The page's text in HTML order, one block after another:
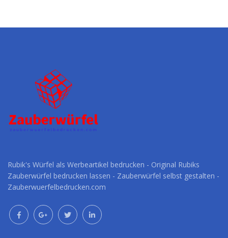
Rubik's Würfel als Werbeartikel bedrucken - Original Rubiks
Zauberwürfel bedrucken lassen - Zauberwürfel selbst gestalten -
Zauberwuerfelbedrucken.com